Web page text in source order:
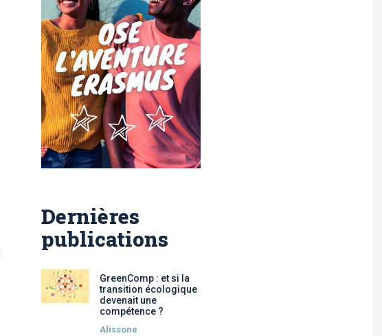
Dernières
publications
GreenComp : et si la
transition écologique
devenait une
compétence ?
Alissone